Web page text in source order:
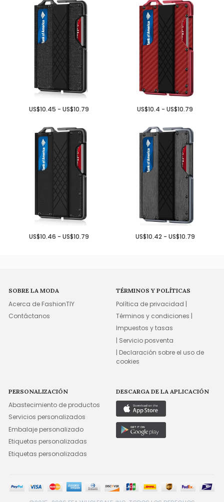
US$10.45 - US$10.79 US$10.4 - US$10.79
US$10.46 - US$10.79 US$10.42 - US$10.79
SOBRE LA MODA
Acerca de FashionTIY
Contáctanos
TÉRMINOS Y POLÍTICAS
Política de privacidad |
Términos y condiciones |
Impuestos y tasas
| Servicio posventa
| Declaración sobre el uso de
cookies
PERSONALIZACIÓN
Abastecimiento de productos
Servicios personalizados
Embalaje personalizado
Etiquetas personalizadas
Etiquetas personalizadas
DESCARGA DE LA APLICACIÓN